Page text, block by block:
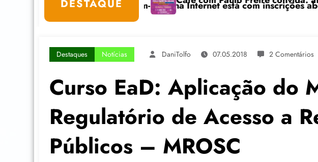
DESTAQUE
e Bem-Estar na Internet está com inscrições abertas
Destaques Notícias DaniTolfo 07.05.2018 2 Comentários
Curso EaD: Aplicação do
Regulatório de Acesso a
Públicos – MROSC